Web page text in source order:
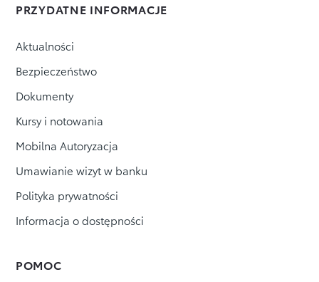
PRZYDATNE INFORMACJE
Aktualności
Bezpieczeństwo
Dokumenty
Kursy i notowania
Mobilna Autoryzacja
Umawianie wizyt w banku
Polityka prywatności
Informacja o dostępności
POMOC